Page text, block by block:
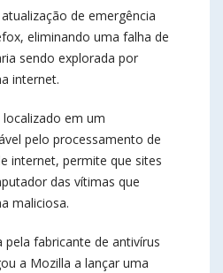
de emergência
eliminando uma falha de
sendo explorada por
internet.
em um
pelo processamento de
internet, permite que sites
das vítimas que
maliciosa.
fabricante de antivírus
a Mozilla a lançar uma